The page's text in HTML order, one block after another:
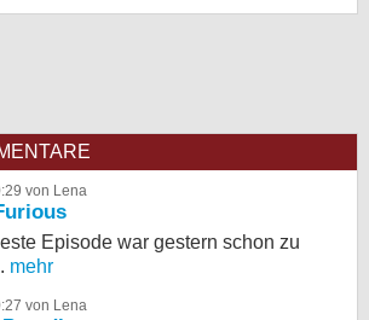
von Lena
Episode war gestern schon zu
mehr
von Lena